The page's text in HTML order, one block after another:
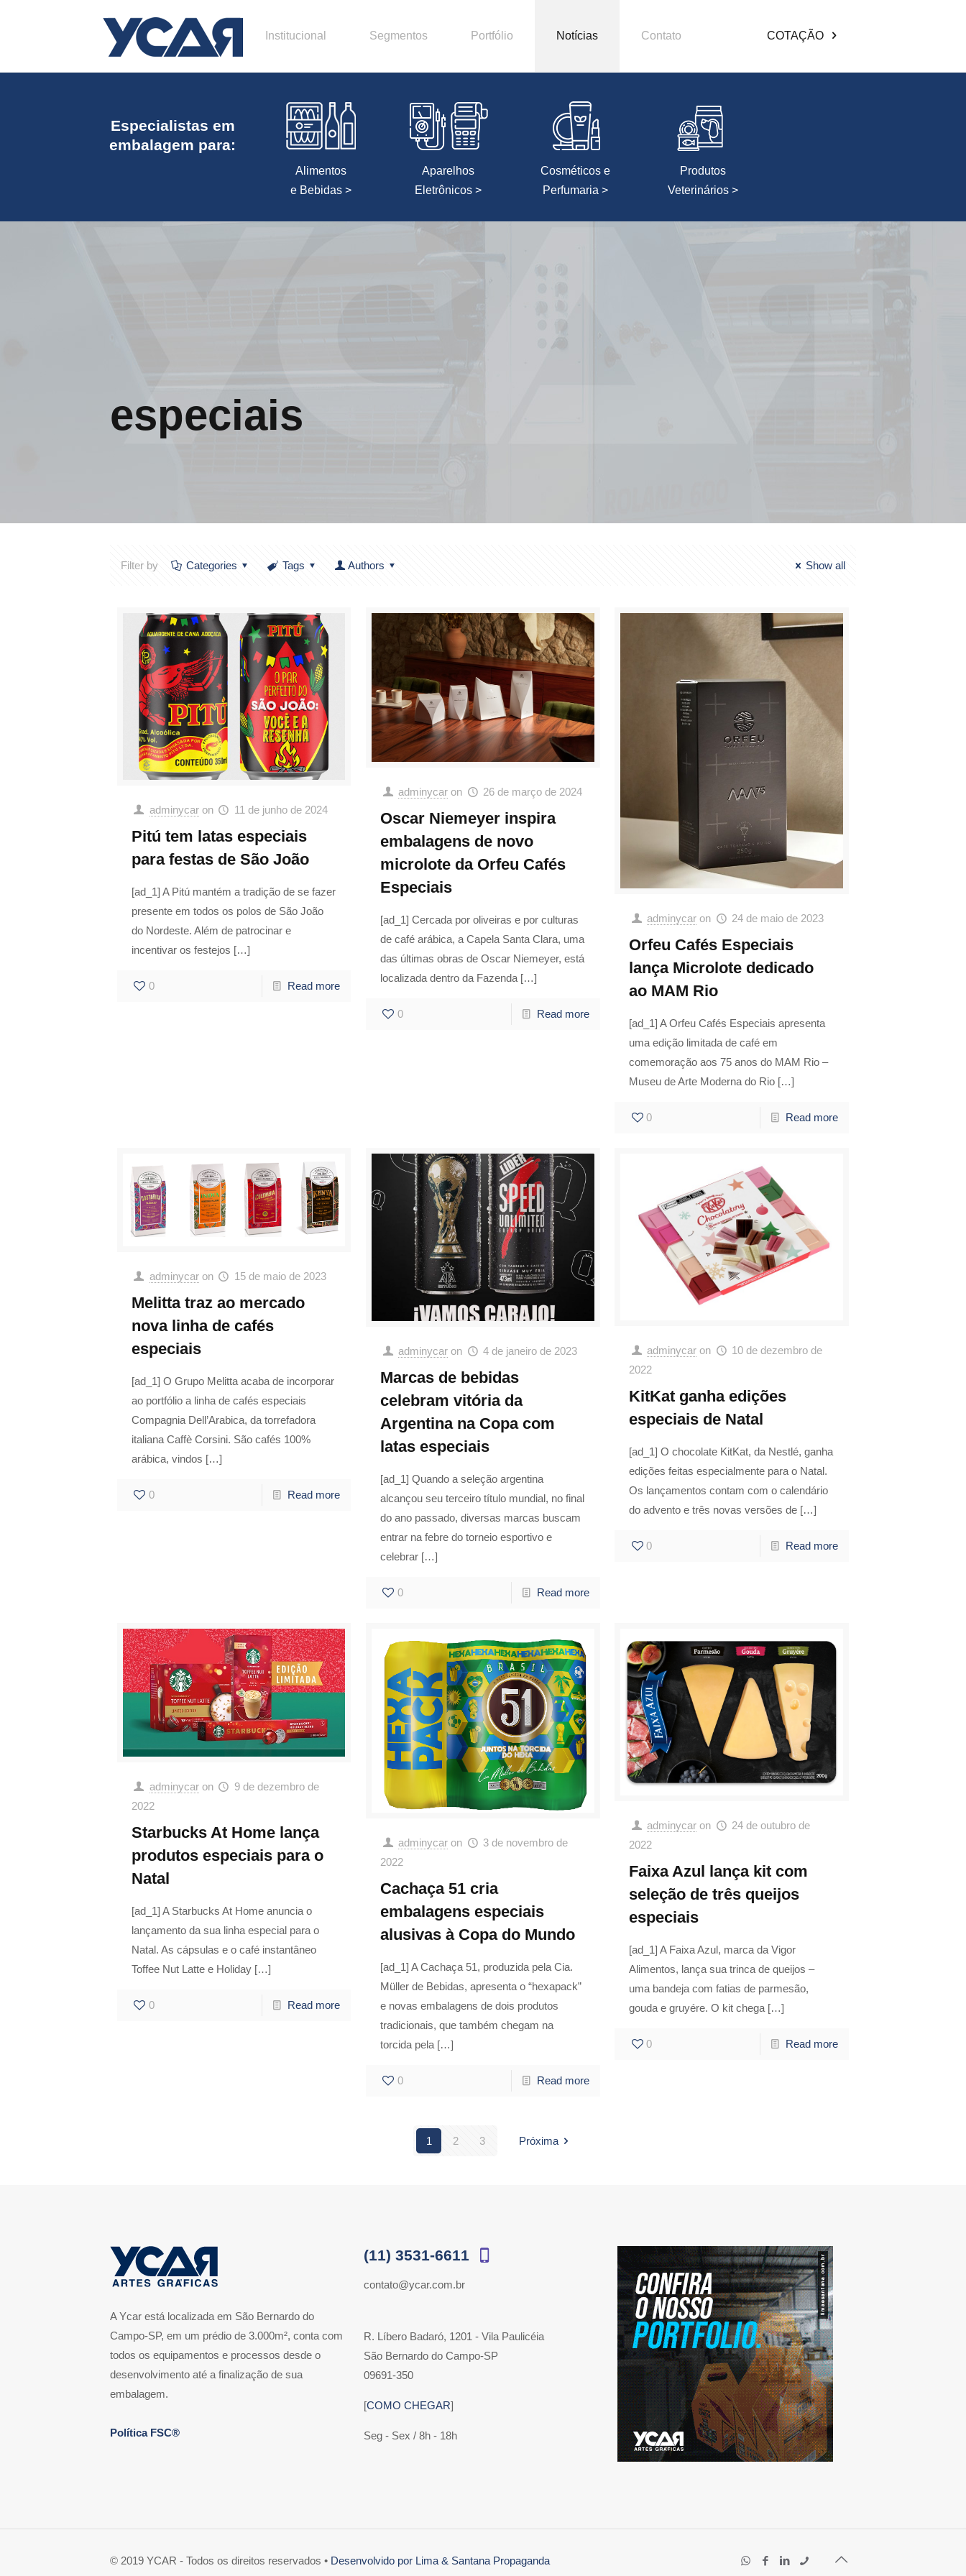
Institucional Segmentos Portfólio Notícias Contato COTAÇÃO
Especialistas em
embalagem para:
Alimentos
e Bebidas >
Aparelhos
Eletrônicos >
Cosméticos e
Perfumaria >
Produtos
Veterinários >
especiais
Filter by Categories Tags Authors Show all
adminycar on 11 de junho de 2024
Pitú tem latas especiais
para festas de São João
[ad_1] A Pitú mantém a tradição de se fazer
presente em todos os polos de São João
do Nordeste. Além de patrocinar e
incentivar os festejos […]
0 Read more
adminycar on 26 de março de 2024
Oscar Niemeyer inspira
embalagens de novo
microlote da Orfeu Cafés
Especiais
[ad_1] Cercada por oliveiras e por culturas
de café arábica, a Capela Santa Clara, uma
das últimas obras de Oscar Niemeyer, está
localizada dentro da Fazenda […]
0 Read more
adminycar on 24 de maio de 2023
Orfeu Cafés Especiais
lança Microlote dedicado
ao MAM Rio
[ad_1] A Orfeu Cafés Especiais apresenta
uma edição limitada de café em
comemoração aos 75 anos do MAM Rio –
Museu de Arte Moderna do Rio […]
0 Read more
adminycar on 15 de maio de 2023
Melitta traz ao mercado
nova linha de cafés
especiais
[ad_1] O Grupo Melitta acaba de incorporar
ao portfólio a linha de cafés especiais
Compagnia Dell’Arabica, da torrefadora
italiana Caffè Corsini. São cafés 100%
arábica, vindos […]
0 Read more
adminycar on 4 de janeiro de 2023
Marcas de bebidas
celebram vitória da
Argentina na Copa com
latas especiais
[ad_1] Quando a seleção argentina
alcançou seu terceiro título mundial, no final
do ano passado, diversas marcas buscam
entrar na febre do torneio esportivo e
celebrar […]
0 Read more
adminycar on
10 de dezembro de
2022
KitKat ganha edições
especiais de Natal
[ad_1] O chocolate KitKat, da Nestlé, ganha
edições feitas especialmente para o Natal.
Os lançamentos contam com o calendário
do advento e três novas versões de […]
0 Read more
adminycar on
9 de dezembro de
2022
Starbucks At Home lança
produtos especiais para o
Natal
[ad_1] A Starbucks At Home anuncia o
lançamento da sua linha especial para o
Natal. As cápsulas e o café instantâneo
Toffee Nut Latte e Holiday[…]
0 Read more
adminycar on
3 de novembro de
2022
Cachaça 51 cria
embalagens especiais
alusivas à Copa do Mundo
[ad_1] A Cachaça 51, produzida pela Cia.
Müller de Bebidas, apresenta o “hexapack”
e novas embalagens de dois produtos
tradicionais, que também chegam na
torcida pela […]
0 Read more
adminycar on
24 de outubro de
2022
Faixa Azul lança kit com
seleção de três queijos
especiais
[ad_1] A Faixa Azul, marca da Vigor
Alimentos, lança sua trinca de queijos –
uma bandeja com fatias de parmesão,
gouda e gruyére. O kit chega […]
0 Read more
1 2 3 Próxima
A Ycar está localizada em São Bernardo do
Campo-SP, em um prédio de 3.000m², conta com
todos os equipamentos e processos desde o
desenvolvimento até a finalização de sua
embalagem.
Política FSC®
(11) 3531-6611
contato@ycar.com.br
R. Líbero Badaró, 1201 - Vila Paulicéia
São Bernardo do Campo-SP
09691-350
[COMO CHEGAR]
Seg - Sex / 8h - 18h
© 2019 YCAR - Todos os direitos reservados • Desenvolvido por Lima & Santana Propaganda